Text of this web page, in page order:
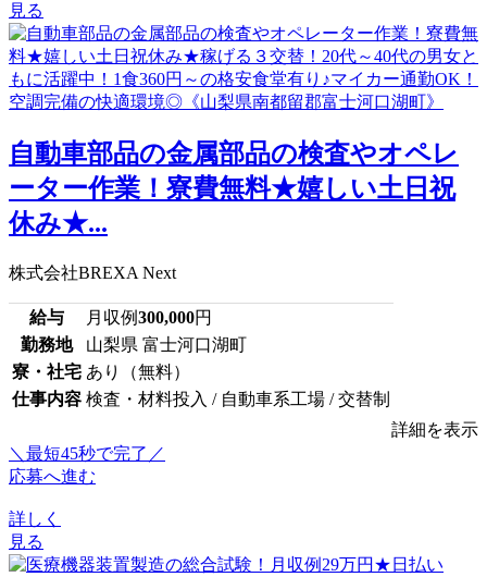
見る
自動車部品の金属部品の検査やオペレ
ーター作業！寮費無料★嬉しい土日祝
休み★...
株式会社BREXA Next
給与 月収例300,000円
勤務地
山梨県 富士河口湖町
寮・社宅 あり（無料）
仕事内容 検査・材料投入 / 自動車系工場 / 交替制
詳細を表示
＼最短45秒で完了／
応募へ進む
詳しく
見る